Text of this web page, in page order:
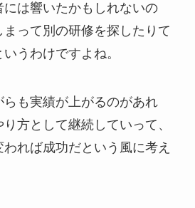
は響いたかもしれないの
って別の研修を探したりて
うわけですよね。
も実績が上がるのがあれ
方として継続していって、
れば成功だという風に考え